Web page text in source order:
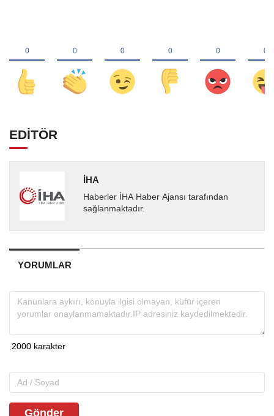
EDİTÖR
İHA
Haberler İHA Haber Ajansı tarafından
sağlanmaktadır.
YORUMLAR
Gönder